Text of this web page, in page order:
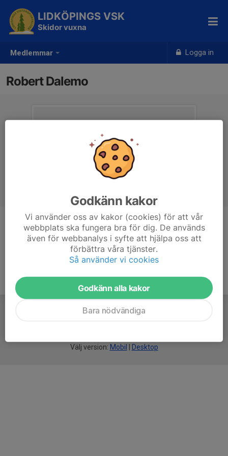
Medlemmar Logga in
LIDKÖPINGS VSK
Skidor vuxna
Robert Dalemo
Ålder 38 år
Välj version: Mobil Desktop
Godkänn kakor
Vi använder oss av kakor (cookies) för att vår
webbplats ska fungera bra för dig. De används
även för webbanalys i syfte att hjälpa oss att
förbättra våra tjänster.
Så använder vi cookies
Godkänn alla kakor
Bara nödvändiga